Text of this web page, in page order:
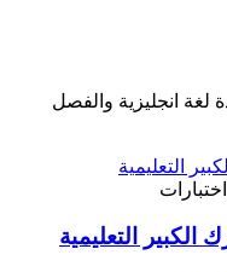
انجليزية والفصل
اختبارات
الكبير التعليمية